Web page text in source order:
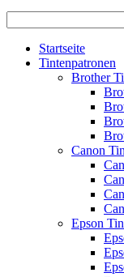
Startseite
Tintenpatronen
Brother
Canon
Epson